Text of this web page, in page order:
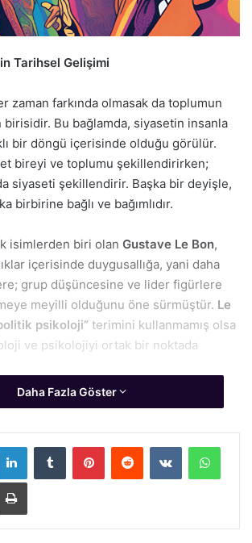
Tarihsel Gelişimi
zaman farkında olmasak da toplumun
birisidir. Bu bağlamda, siyasetin insanla
bir döngü içerisinde olduğu görülür.
bireyi ve toplumu şekillendirirken;
siyaseti şekillendirir. Başka bir deyişle,
birbirine bağlı ve bağımlıdır.
isimlerden biri olan Gustave Le Bon,
içerisinde duygusallığa, yani daha
grup düşüncesine ve lider figürlere
meyilli olduğunu öne sürmüştür. Le
psikoloji” terimini kullanmamış olsa
ve psikolojiyi ortak bir noktada
Daha Fazla Göster
LinkedInTumblr PinterestReddit VKontakte
ile paylaş Yazdır